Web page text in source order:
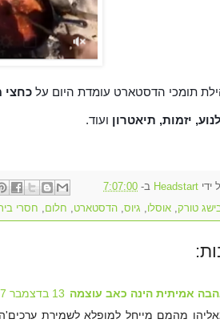
תומכי הדסטארט עומדת היום על כחצי
יזמות, תיאטרון ועוד.
ידי Headstart ב- 7:07:00
טורק, אוסלו, גיוס, הדסטארט, חלום, חסרי
אמיתית הינה כאב עוצמה 13 בדצמבר 2017 בשעה 0:20
מהמם מייחל למופלא לשמירת